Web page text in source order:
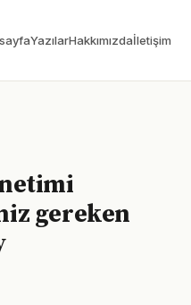
YazılarHakkımızdaİletişim
gereken